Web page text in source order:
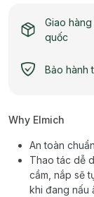
Giao
quốc
Bảo hành
Why Elmich
An toàn
Thao tác dễ
cầm, nắp sẽ
khi đang nấu